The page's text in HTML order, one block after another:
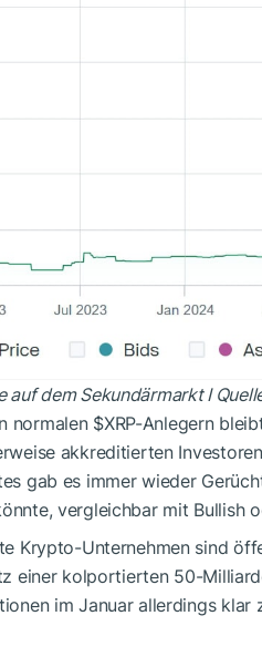
auf dem Sekundärmarkt I
normalen $XRP-Anlegern
akkreditierten
gab es immer wieder
vergleichbar mit Bullish
Krypto-Unternehmen sind
einer kolportierten 50-
im Januar allerdings